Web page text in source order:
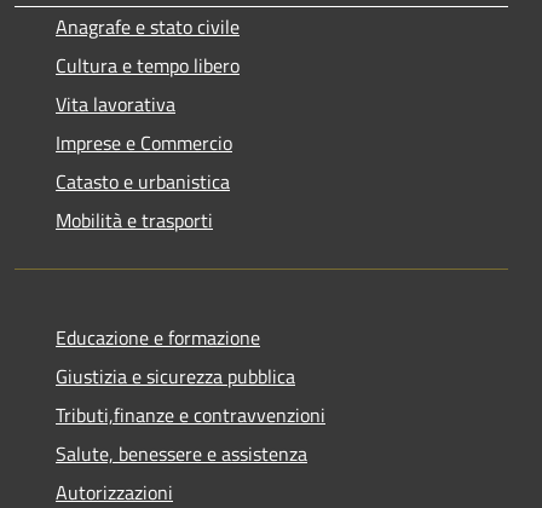
Anagrafe e stato civile
Cultura e tempo libero
Vita lavorativa
Imprese e Commercio
Catasto e urbanistica
Mobilità e trasporti
Educazione e formazione
Giustizia e sicurezza pubblica
Tributi,finanze e contravvenzioni
Salute, benessere e assistenza
Autorizzazioni